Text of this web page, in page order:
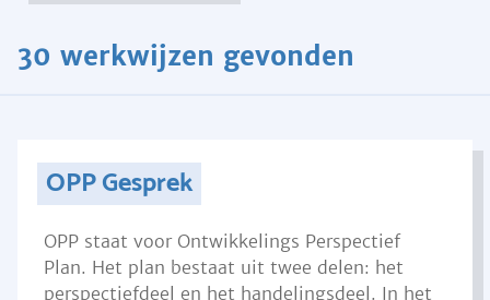
30 werkwijzen gevonden
OPP Gesprek
OPP staat voor Ontwikkelings Perspectief
Plan. Het plan bestaat uit twee delen: het
perspectiefdeel en het handelingsdeel. In het